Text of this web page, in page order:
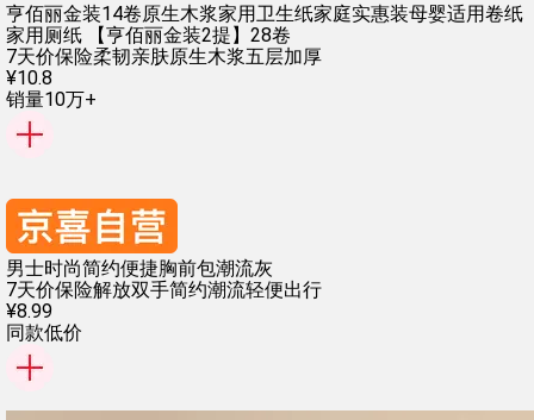
亨佰丽金装14卷原生木浆家用卫生纸家庭实惠装母婴适用卷纸
家用厕纸 【亨佰丽金装2提】28卷
7天价保险柔韧亲肤原生木浆五层加厚
¥10.8
销量10万+
男士时尚简约便捷胸前包潮流灰
7天价保险解放双手简约潮流轻便出行
¥8.99
同款低价